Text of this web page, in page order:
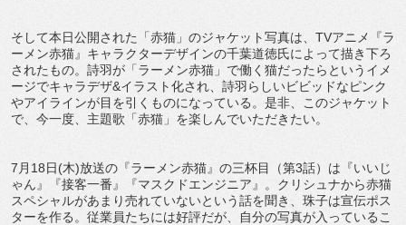
そして本日公開された「赤猫」のジャケット写真は、TVアニメ『ラ
ーメン赤猫』キャラクターデザインの千葉道徳氏によって描き下ろ
されたもの。詩羽が「ラーメン赤猫」で働く猫だったらというイメ
ージでキャラデザ&イラスト化され、詩羽らしいビビッドなピンク
やアイラインが目を引くものになっている。是非、このジャケット
で、今一度、主題歌「赤猫」を楽しんでいただきたい。
7月18日(木)放送の『ラーメン赤猫』の三杯目（第3話）は『いいじ
ゃん』『接客⼀番』『マスクドエンジニア』。クリシュナから赤猫
スペシャルがあまり売れていないという話を聞き、珠子は宣伝ポス
ターを作る。従業員たちには好評だが、自分の写真が入っているこ